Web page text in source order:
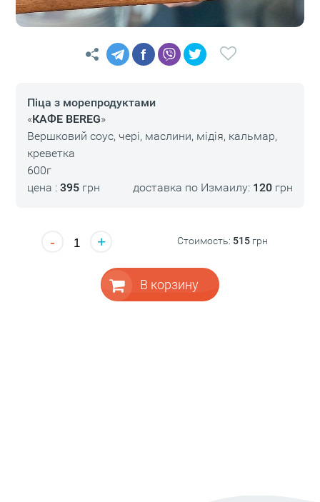
f
Піца з морепродуктами
«КАФЕ BEREG»
Вершковий соус, чері, маслини, мідія, кальмар,
креветка
600г
цена : 395грн доставка по Измаилу: 120 грн
- + Стоимость: 515 грн
В корзину